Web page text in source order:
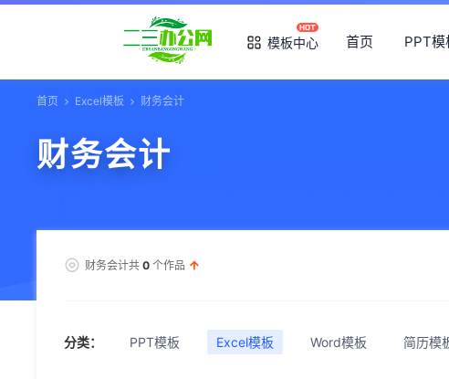
模板中心 首页 PPT模
首页 Excel模板 财务会计
财务会计
财务会计共 0 个作品
分类： PPT模板 Excel模板 Word模板 简历模